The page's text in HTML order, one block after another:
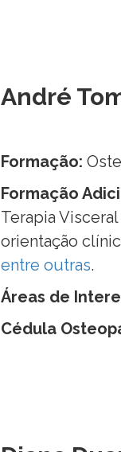
André
Formação:
Formação
Terapia
orientação
entre outras.
Áreas de
Cédula